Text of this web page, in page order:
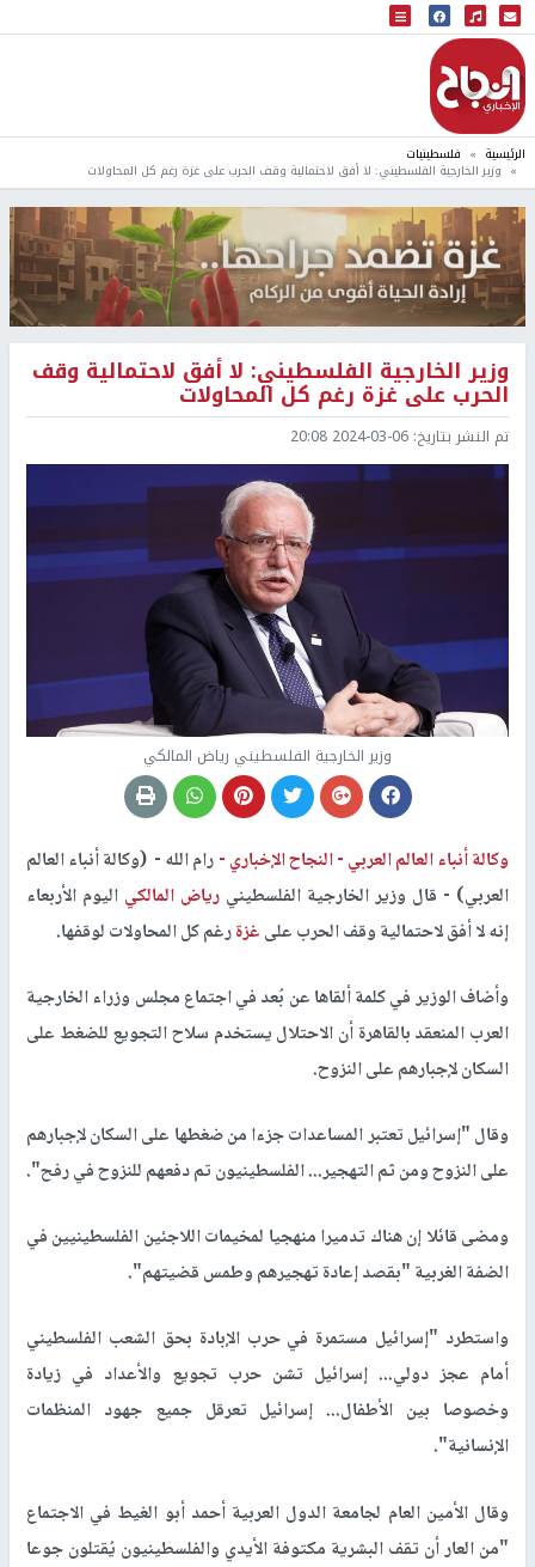
البث المباشر
إذاعة النجاح
الرئيسية فلسطينيات
وزير الخارجية الفلسطيني: لا أفق لاحتمالية وقف الحرب على غزة رغم كل المحاولات
وزير الخارجية الفلسطيني: لا أفق لاحتمالية وقف
الحرب على غزة رغم كل المحاولات
تم النشر بتاريخ: 2024-03-06 20:08
وزير الخارجية الفلسطيني رياض المالكي
وكالة أنباء العالم العربي -النجاح الإخباري -رام الله - (وكالة أنباء العالم
العربي) - قال وزير الخارجية الفلسطيني رياض المالكي اليوم الأربعاء
إنه لا أفق لاحتمالية وقف الحرب علىغزةرغم كل المحاولات لوقفها.
وأضاف الوزير في كلمة ألقاها عن بُعد في اجتماع مجلس وزراء الخارجية
العرب المنعقد بالقاهرة أن الاحتلال يستخدم سلاح التجويع للضغط على
السكان لإجبارهم على النزوح.
وقال "إسرائيل تعتبر المساعدات جزءا من ضغطها على السكان لإجبارهم
على النزوح ومن ثم التهجير... الفلسطينيون تم دفعهم للنزوح في رفح".
ومضى قائلا إن هناك تدميرا منهجيا لمخيمات اللاجئين الفلسطينيين في
الضفة الغربية "بقصد إعادة تهجيرهم وطمس قضيتهم".
واستطرد "إسرائيل مستمرة في حرب الإبادة بحق الشعب الفلسطيني
أمام عجز دولي... إسرائيل تشن حرب تجويع والأعداد في زيادة
وخصوصا بين الأطفال... إسرائيل تعرقل جميع جهود المنظمات
الإنسانية".
وقال الأمين العام لجامعة الدول العربية أحمد أبو الغيط في الاجتماع
"من العار أن تقف البشرية مكتوفة الأيدي والفلسطينيون يُقتلون جوعا